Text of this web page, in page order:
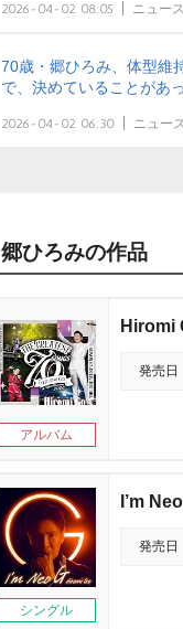
2026-04-02 08:05 ニュース
70歳・郷ひろみ、体型維
で、決めていることがあ
2026-04-02 06:30 ニュー
郷ひろみの作品
アルバム
Hiromi
発売日
シングル
I’m
発売日